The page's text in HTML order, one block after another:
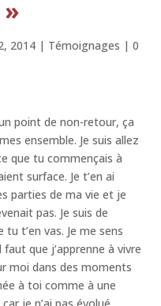
2014 | Témoignages |0
point de non-retour, ça
ensemble. Je suis allez
que tu commençais à
surface. Je t’en ai
parties de ma vie et je
pas. Je suis de
t’en vas. Je me sens
que j’apprenne à vivre
moi dans des moments
à toi comme à une